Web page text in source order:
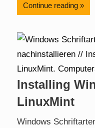
Continue reading
Installing
LinuxMint
Windows